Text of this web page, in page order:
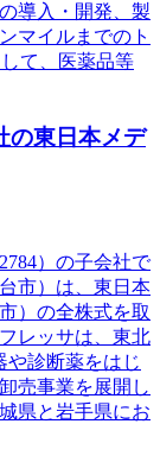
導入・開発、製
マイルまでのト
て、医薬品等
の東日本メデ
）の子会社で
市）は、東日本
）の全株式を取
レッサは、東北
や診断薬をはじ
売事業を展開し
県と岩手県にお